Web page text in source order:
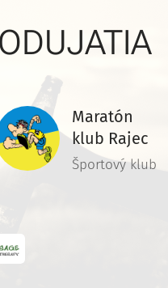
Maratón
klub Rajec
Športový klub